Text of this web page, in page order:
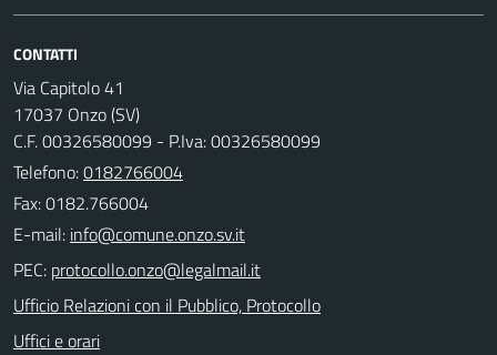
CONTATTI
Via Capitolo 41
17037 Onzo (SV)
C.F. 00326580099 - P.Iva: 00326580099
Telefono:0182766004
Fax: 0182.766004
E-mail:
PEC:
Ufficio Relazioni con il Pubblico, Protocollo
Uffici e orari